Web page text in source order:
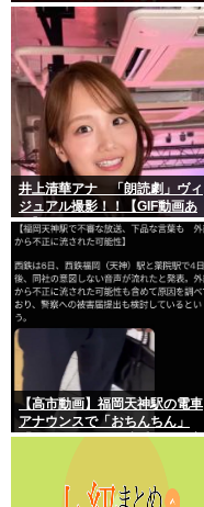
ｗｗｗｗｗｗｗｗｗｗｗｗ
井上清華アナ 「朗読劇」ヴィ
ジュアル撮影！！【GIF動画あ
り】
【高市動画】福岡天神駅の電車
アナウンスで「おちんちん」
「ちんぽ」などと連呼する不審